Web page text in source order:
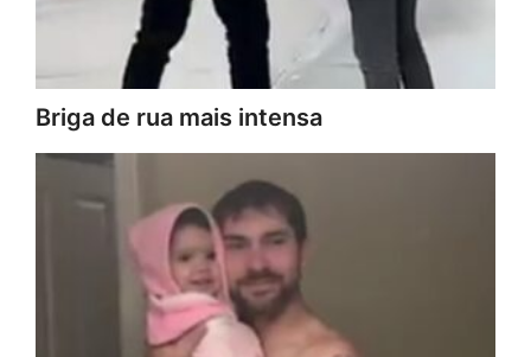
Briga de rua mais intensa